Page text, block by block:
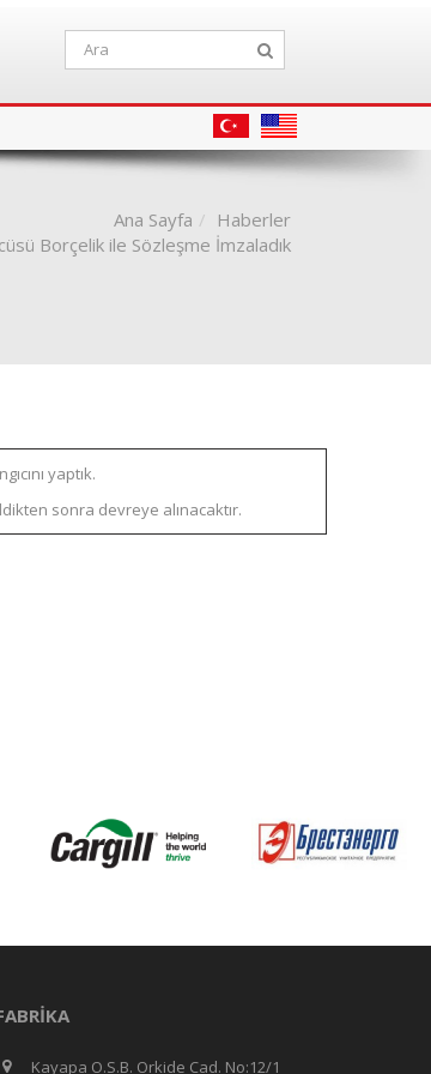
Ana Sayfa
Haberler
Borçelik ile Sözleşme İmzaladık
yaptık.
sonra devreye alınacaktır.
Kayapa O.S.B. Orkide Cad. No:12/1